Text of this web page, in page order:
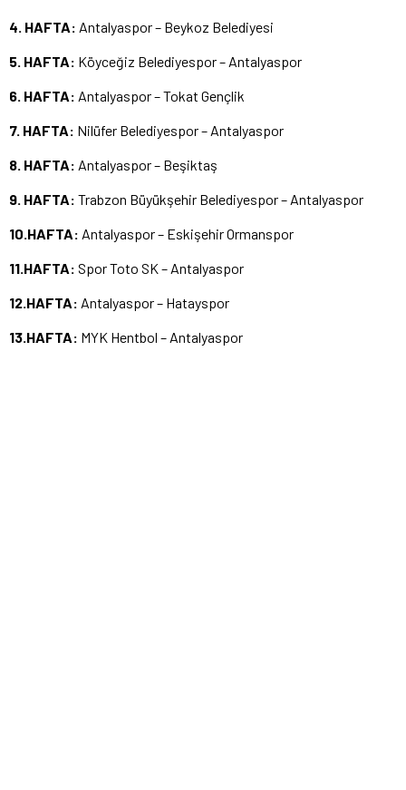
4. HAFTA: Antalyaspor – Beykoz Belediyesi
5. HAFTA: Köyceğiz Belediyespor – Antalyaspor
6. HAFTA: Antalyaspor – Tokat Gençlik
7. HAFTA: Nilüfer Belediyespor – Antalyaspor
8. HAFTA: Antalyaspor – Beşiktaş
9. HAFTA: Trabzon Büyükşehir Belediyespor – Antalyaspor
10.HAFTA: Antalyaspor – Eskişehir Ormanspor
11.HAFTA: Spor Toto SK – Antalyaspor
12.HAFTA: Antalyaspor – Hatayspor
13.HAFTA: MYK Hentbol – Antalyaspor